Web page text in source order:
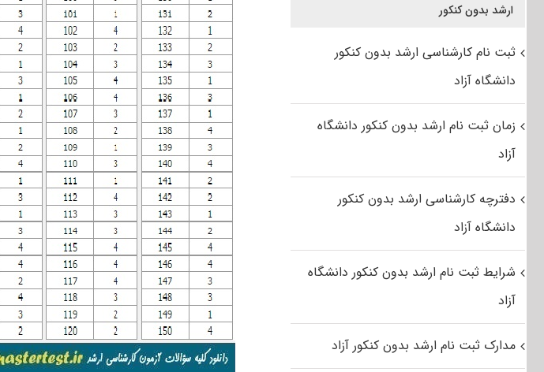
ارشد بدون کنکور
ثبت نام کارشناسی ارشد بدون کنکور
دانشگاه آزاد
زمان ثبت نام ارشد بدون کنکور دانشگاه
آزاد
دفترچه کارشناسی ارشد بدون کنکور
دانشگاه آزاد
شرایط ثبت نام ارشد بدون کنکور دانشگاه
آزاد
مدارک ثبت نام ارشد بدون کنکور آزاد